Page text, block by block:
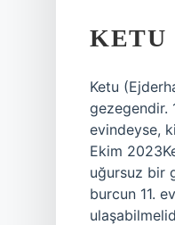
KETU
Ketu
gezegendir.
evindeyse,
Ekim
uğursuz bir
burcun 11.